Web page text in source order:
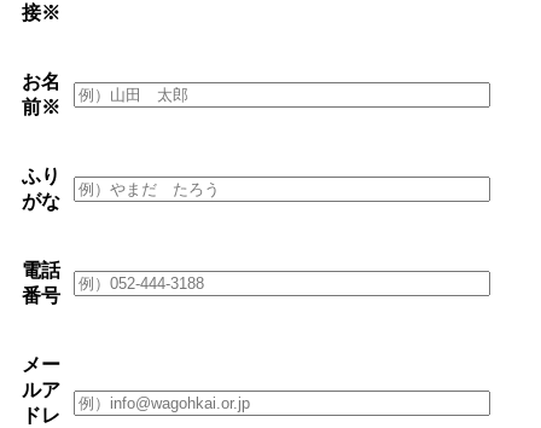
接※
お名
前※
ふり
がな
電話
番号
メー
ルア
ドレ